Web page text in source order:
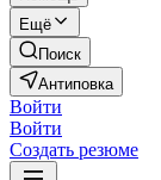
Ещё
Поиск
Антиповка
Войти
Войти
Создать резюме